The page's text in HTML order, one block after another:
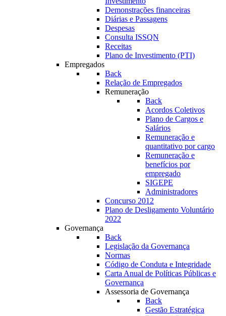
Demonstrações financeiras
Diárias e Passagens
Despesas
Consulta ISSQN
Receitas
Plano de Investimento (PTI)
Empregados
Back
Relação de Empregados
Remuneração
Back
Acordos Coletivos
Plano de Cargos e
Salários
Remuneração e
quantitativo por cargo
Remuneração e
benefícios por
empregado
SIGEPE
Administradores
Concurso 2012
Plano de Desligamento Voluntário
2022
Governança
Back
Legislação da Governança
Normas
Código de Conduta e Integridade
Carta Anual de Políticas Públicas e
Governança
Assessoria de Governança
Back
Gestão Estratégica